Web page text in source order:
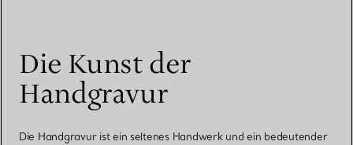
Die Kunst der
Handgravur
Die Handgravur ist ein seltenes Handwerk und ein bedeutender